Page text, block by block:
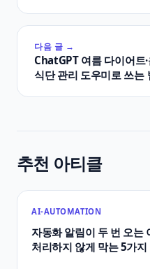
다음 글 →
ChatGPT 여름 다이어
식단 관리 도우미로 쓰는
추천 아티클
AI-AUTOMATION
자동화 알림이 두 번 오
처리하지 않게 막는 5가지